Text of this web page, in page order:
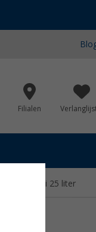
Filialen
Watertaxi 25 liter